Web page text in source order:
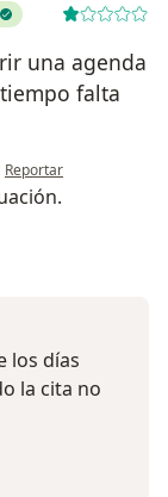
una agenda
falta
en opinión del usuario
Reportar
los días
la cita no